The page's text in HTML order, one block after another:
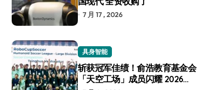
7 月 17 , 2026
具身智能
斩获冠军佳绩！俞浩教育基金会
「天空工场」成员闪耀 2026